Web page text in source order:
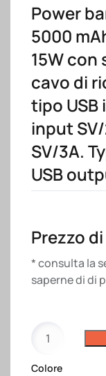
Power
5000
15W
cavo di
tipo USB
input
SV/3A.
USB
Prezzo
* consulta la
saperne di di
bank
magnetica
Colore